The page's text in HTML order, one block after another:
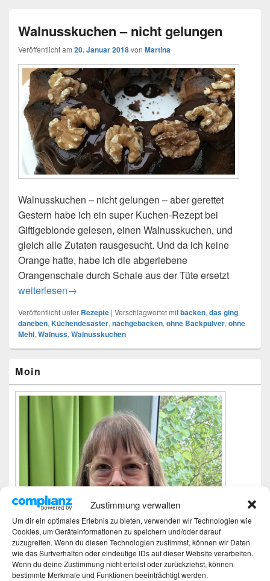
Zustimmung verwalten
Um dir ein optimales Erlebnis zu bieten, verwenden wir Technologien wie
Cookies, um Geräteinformationen zu speichern und/oder darauf
zuzugreifen. Wenn du diesen Technologien zustimmst, können wir Daten
wie das Surfverhalten oder eindeutige IDs auf dieser Website verarbeiten.
Wenn du deine Zustimmung nicht erteilst oder zurückziehst, können
bestimmte Merkmale und Funktionen beeinträchtigt werden.
Walnusskuchen – nicht gelungen
Veröffentlicht am 20. Januar 2018von Martina
Walnusskuchen – nicht gelungen – aber gerettet
Gestern habe ich ein super Kuchen-Rezept bei
Giftigeblonde gelesen, einen Walnusskuchen, und
gleich alle Zutaten rausgesucht. Und da ich keine
Orange hatte, habe ich die abgeriebene
Orangenschale durch Schale aus der Tüte ersetzt
Walnusskuchen – nicht gelungen
weiterlesen→
Veröffentlicht unter Rezepte | Verschlagwortet mitbacken, das ging
daneben, Küchendesaster, nachgebacken, ohne Backpulver, ohne
Mehl, Walnuss, Walnusskuchen
Seitenleisten-
Widgetbereich
Moin